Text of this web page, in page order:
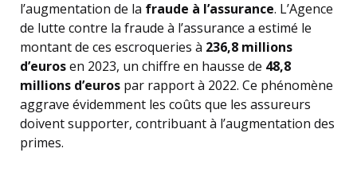
l’augmentation de la fraude à l’assurance. L’Agence
de lutte contre la fraude à l’assurance a estimé le
montant de ces escroqueries à 236,8 millions
d’eurosen 2023, un chiffre en hausse de 48,8
millions d’euros par rapport à 2022. Ce phénomène
aggrave évidemment les coûts que les assureurs
doivent supporter, contribuant à l’augmentation des
primes.